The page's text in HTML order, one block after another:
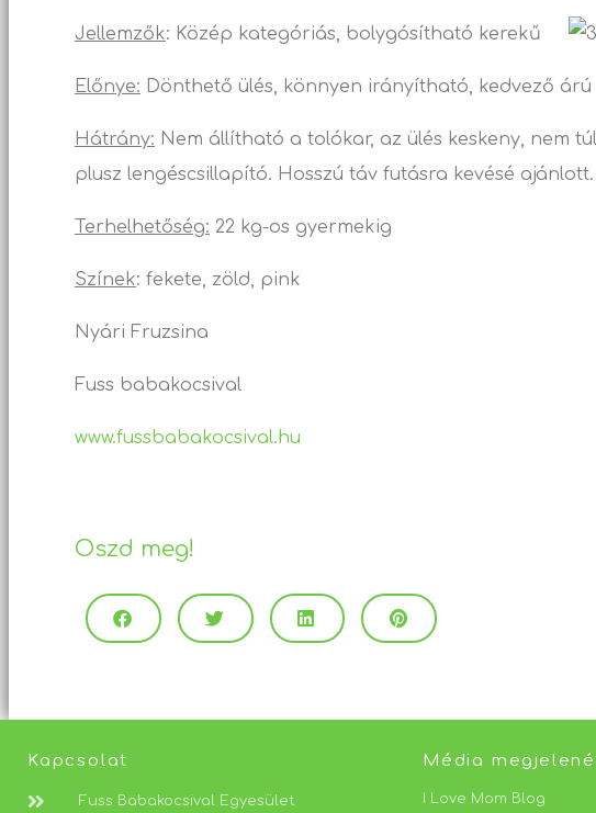
Jellemzők: Közép kategóriás, bolygósítható kerekű
Előnye: Dönthető ülés, könnyen irányítható, kedvező árú
Hátrány: Nem állítható a tolókar, az ülés keskeny, nem
plusz lengéscsillapító. Hosszú táv futásra kevésé ajánlott.
Terhelhetőség: 22 kg-os gyermekig
Színek: fekete, zöld, pink
Nyári Fruzsina
Fuss babakocsival
www.fussbabakocsival.hu
Oszd meg!
Kapcsolat
Fuss Babakocsival Egyesület
Média
I Love Mom Blog